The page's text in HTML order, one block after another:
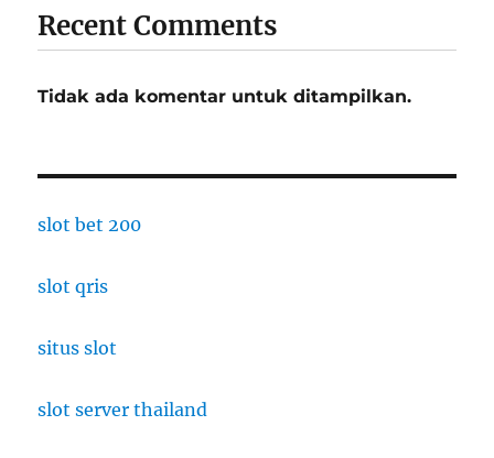
Recent Comments
Tidak ada komentar untuk ditampilkan.
slot bet 200
slot qris
situs slot
slot server thailand